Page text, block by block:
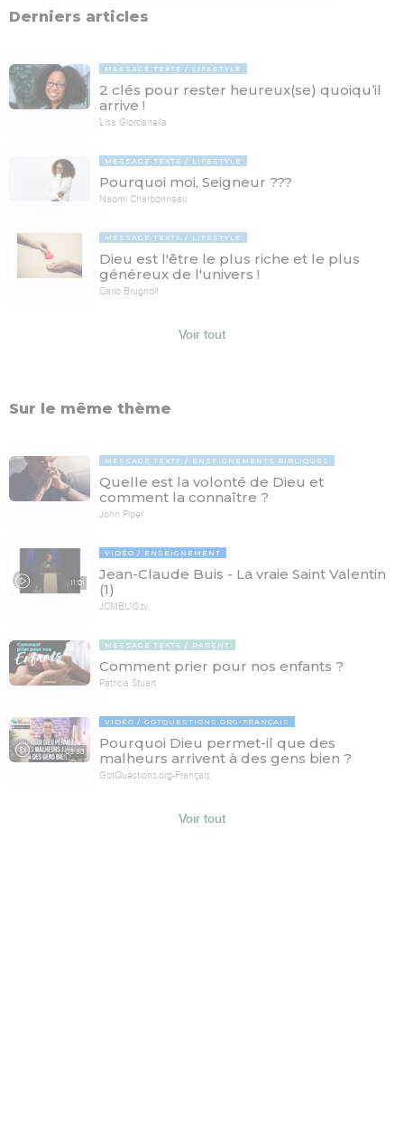
Derniers articles
MESSAGE TEXTE LIFESTYLE
2 clés pour rester heureux(se) quoiqu’il
arrive !
Lisa Giordanella
MESSAGE TEXTE LIFESTYLE
Pourquoi moi, Seigneur ???
Naomi Charbonneau
MESSAGE TEXTE LIFESTYLE
Dieu est l'être le plus riche et le plus
généreux de l'univers !
Carlo Brugnoli
Voir tout
Sur le même thème
MESSAGE TEXTE ENSEIGNEMENTS BIBLIQUES
Quelle est la volonté de Dieu et
comment la connaître ?
John Piper
11:01
VIDÉO ENSEIGNEMENT
Jean-Claude Buis - La vraie Saint Valentin
(1)
JCMBUIS.tv
MESSAGE TEXTE PARENT
Comment prier pour nos enfants ?
Patricia Stuart
03:33
VIDÉO GOTQUESTIONS.ORG-FRANÇAIS
Pourquoi Dieu permet-il que des
malheurs arrivent à des gens bien ?
GotQuestions.org-Français
Voir tout